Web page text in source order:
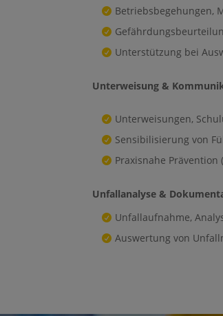
Betriebsbegehungen,
Unterstützung bei
Unterweisung &
Unterweisungen,
Sensibilisierung von
Praxisnahe Prävention
Unfallanalyse &
Unfallaufnahme,
Auswertung von